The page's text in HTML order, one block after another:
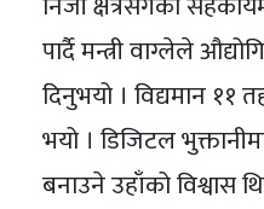
पार्दै मन्त्री वाग्लेले
दिनुभयो । विद्यमान ११
भयो । डिजिटल
बनाउने उहाँको विश्वास